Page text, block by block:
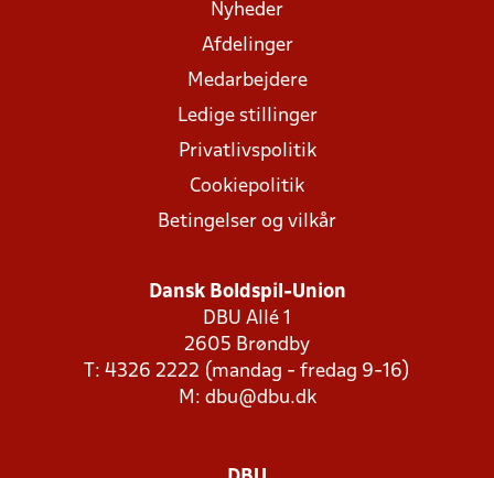
Nyheder
Afdelinger
Medarbejdere
Ledige stillinger
Privatlivspolitik
Cookiepolitik
Betingelser og vilkår
Dansk Boldspil-Union
DBU Allé 1
2605 Brøndby
T: 4326 2222 (mandag - fredag 9-16)
M: dbu@dbu.dk